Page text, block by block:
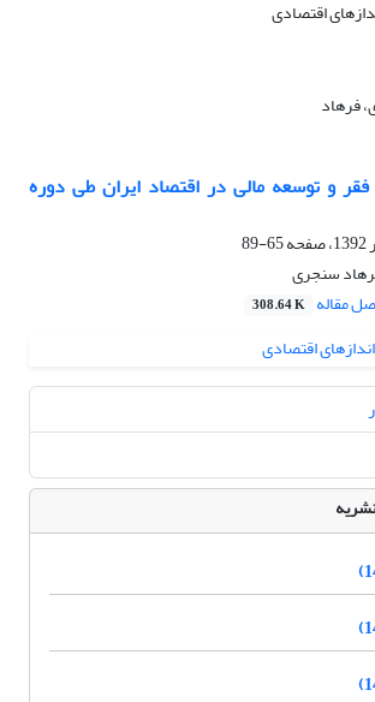
فرهاد
و توسعه مالی در اقتصاد ایران طی دوره
65-89
سنجری
مقاله 308.64 K